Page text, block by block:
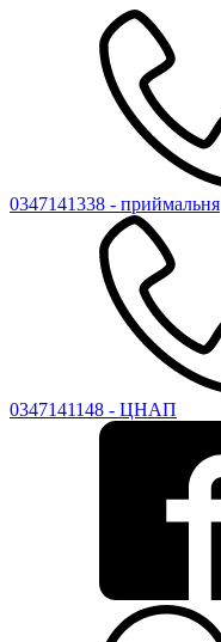
0347141338 - приймальня
0347141148 - ЦНАП